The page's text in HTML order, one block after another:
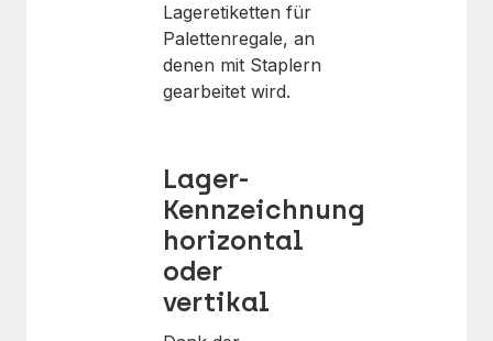
Lageretiketten für
Palettenregale, an
denen mit Staplern
gearbeitet wird.
Lager-
Kennzeichnung
horizontal
oder
vertikal